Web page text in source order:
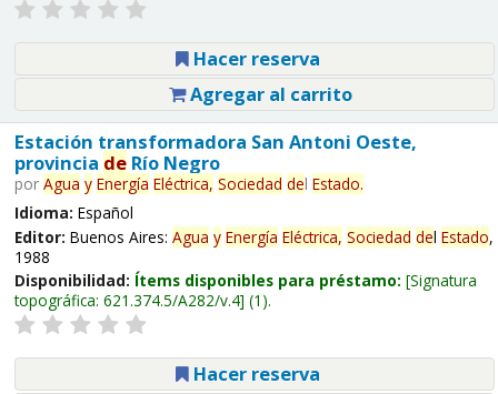
Hacer reserva
Agregar al carrito
Estación transformadora San Antoni Oeste,
provincia deRío Negro
por Agua y Energía Eléctrica, Sociedad del Estado.
Idioma: Español
Editor: Buenos Aires: Agua y Energía Eléctrica, Sociedad del Estado,
1988
Disponibilidad: Ítems disponibles para préstamo: Signatura
topográfica: 621.374.5/A282/v.4 (1).
Hacer reserva